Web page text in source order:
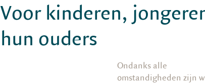
Voor kinderen,
hun ouders
Ondanks alle
omstandigheden zijn